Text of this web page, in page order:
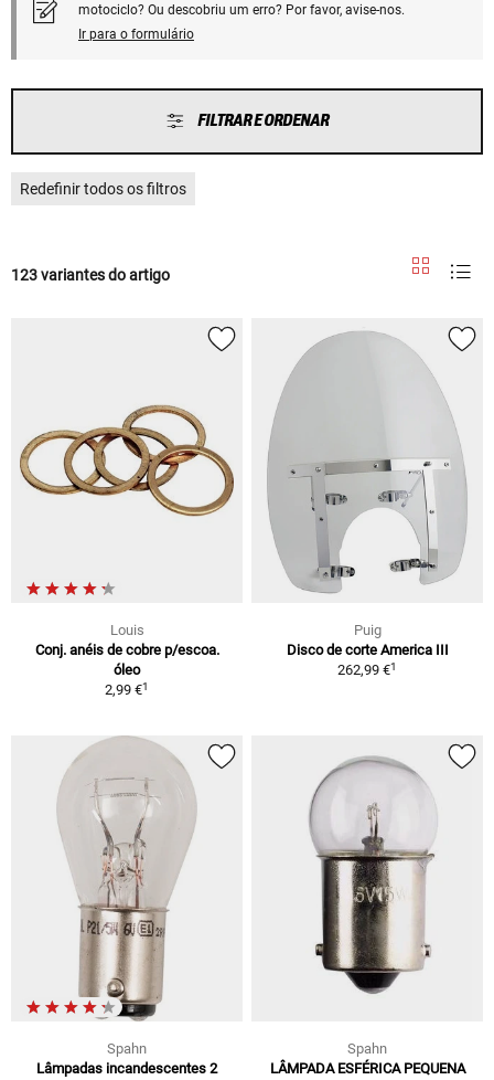
motociclo? Ou descobriu um erro? Por favor, avise-nos.
Ir para o formulário
FILTRAR E ORDENAR
Redefinir todos os filtros
123 variantes do artigo
Louis
Conj. anéis de cobre p/escoa.
óleo
2,99 €1
Puig
Disco de corte America III
262,99 €1
Spahn
Lâmpadas incandescentes 2
Spahn
LÂMPADA ESFÉRICA PEQUENA